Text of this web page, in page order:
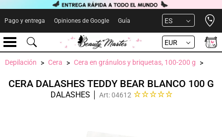
Pago y entrega Opiniones de Google Guía ES
EUR
Depilación Cera Cera en gránulos y briquetas, 100-200 g
CERA DALASHES TEDDY BEAR BLANCO 100 G
DALASHES Art: 04612